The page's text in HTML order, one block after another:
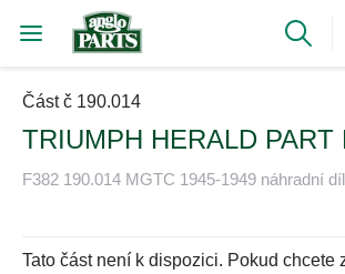
Část č 190.014
TRIUMPH HERALD PART
F382 190.014 MGTC 1945-1949 náhradní
Tato část není k dispozici. Pokud chcete